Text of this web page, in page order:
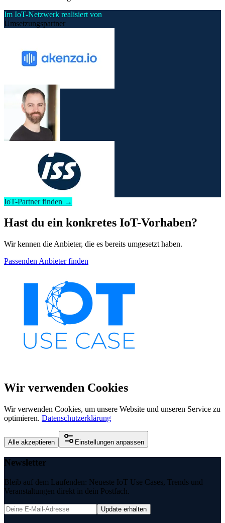
Im IoT-Netzwerk realisiert von
Umsetzungspartner
IoT-Partner finden →
Hast du ein konkretes IoT-Vorhaben?
Wir kennen die Anbieter, die es bereits umgesetzt haben.
Passenden Anbieter finden
Wir verwenden Cookies
Wir verwenden Cookies, um unsere Website und unseren Service zu
optimieren. Datenschutzerklärung
Alle akzeptieren Einstellungen anpassen
Newsletter
Bleib auf dem Laufenden: Neueste IoT Use Cases, Trends und
Veranstaltungen direkt in dein Postfach.
Update erhalten